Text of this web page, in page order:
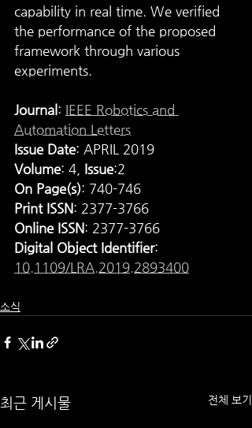
capability in real time. We verified
the performance of the proposed
framework through various
experiments.
Journal : IEEE Robotics and
Automation Letters
Issue Date: APRIL 2019
Volume: 4, Issue:2
On Page(s): 740-746
Print ISSN: 2377-3766
Online ISSN: 2377-3766
Digital Object Identifier:
10.1109/LRA.2019.2893400
소식
최근 게시물 전체 보기